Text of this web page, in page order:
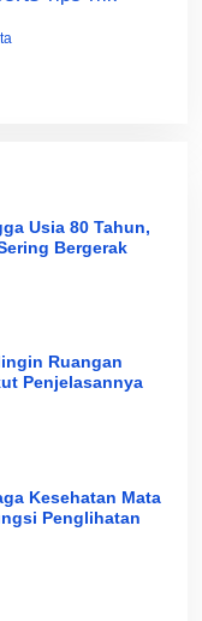
Usia 80 Tahun,
Bergerak
Ruangan
Penjelasannya
Kesehatan Mata
Penglihatan